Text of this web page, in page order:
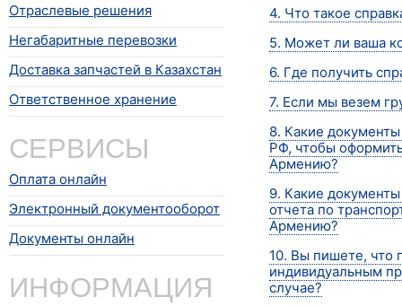
Отраслевые решения
Негабаритные перевозки
Доставка запчастей в Казахстан
Ответственное хранение
СЕРВИСЫ
Оплата онлайн
Электронный документооборот
Документы онлайн
ИНФОРМАЦИЯ
4. Что такое
5. Может ли ваша
6. Где получить
7. Если мы везем
8. Какие
РФ, чтобы
Армению?
9. Какие
отчета по
Армению?
10. Вы пишете, что
индивидуальным
случае?